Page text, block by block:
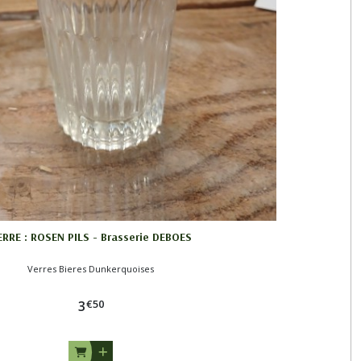
: ROSEN PILS - Brasserie DEBOES
Verres Bieres Dunkerquoises
3€50